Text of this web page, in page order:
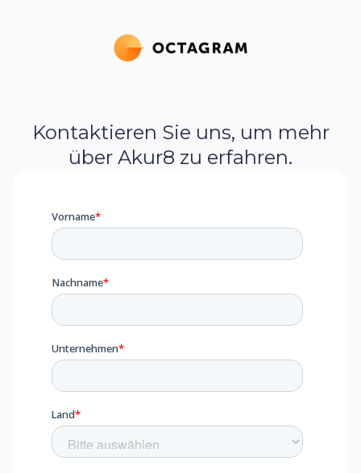
Kontaktieren Sie uns, um mehr
über Akur8 zu erfahren.